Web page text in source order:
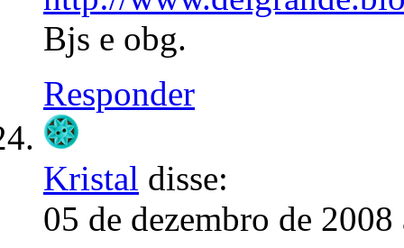
Bjs e obg.
Responder
Kristal disse:
05 de dezembro de 2008